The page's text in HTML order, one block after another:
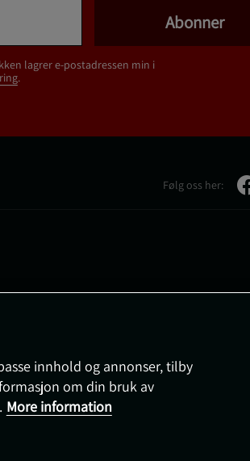
lagrer e-postadressen min i
.
Abonner
Følg oss her:
innhold og annonser, tilby
om din bruk av
More information